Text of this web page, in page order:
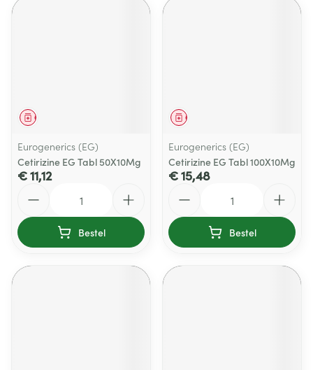
Geneesmiddel
Eurogenerics (EG)
Cetirizine EG Tabl 50X10Mg
€ 11,12
Bestel
Geneesmiddel
Eurogenerics (EG)
Cetirizine EG Tabl 100X10Mg
€ 15,48
Bestel